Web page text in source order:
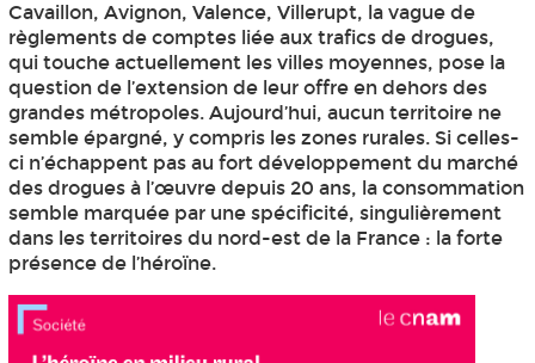
Cavaillon, Avignon, Valence, Villerupt, la vague de
règlements de comptes liée aux trafics de drogues,
qui touche actuellement les villes moyennes, pose la
question de l’extension de leur offre en dehors des
grandes métropoles. Aujourd’hui, aucun territoire ne
semble épargné, y compris les zones rurales. Si celles-
ci n’échappent pas au fort développement du marché
des drogues à l’œuvre depuis 20 ans, la consommation
semble marquée par une spécificité, singulièrement
dans les territoires du nord-est de la France : la forte
présence de l’héroïne.